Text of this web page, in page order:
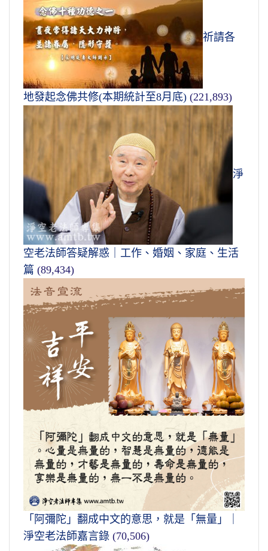
祈請各
地發起念佛共修(本期統計至8月底) (221,893)
淨
空老法師答疑解惑｜工作、婚姻、家庭、生活
篇 (89,434)
「阿彌陀」翻成中文的意思，就是「無量」｜
淨空老法師嘉言錄 (70,506)